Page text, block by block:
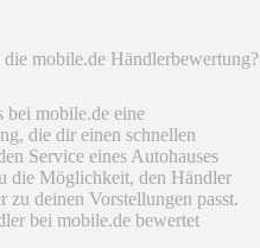
mobile.de Händlerbewertung?
bei mobile.de eine
die dir einen schnellen
Service eines Autohauses
die Möglichkeit, den Händler
zu deinen Vorstellungen passt.
bei mobile.de bewertet